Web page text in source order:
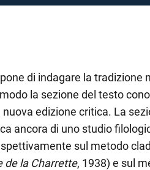
di indagare la tradizione
la sezione del testo
edizione critica. La
ancora di uno studio
sul metodo
de la Charrette, 1938) e sul